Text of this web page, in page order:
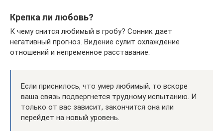
Крепка ли любовь?
К чему снится любимый в гробу? Сонник дает
негативный прогноз. Видение сулит охлаждение
отношений и непременное расставание.
Если приснилось, что умер любимый, то вскоре
ваша связь подвергнется трудному испытанию. И
только от вас зависит, закончится она или
перейдет на новый уровень.